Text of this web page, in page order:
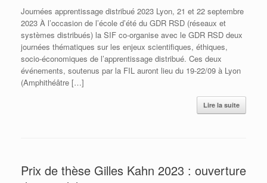
Journées apprentissage distribué 2023 Lyon, 21 et 22 septembre
2023 À l’occasion de l’école d’été du GDR RSD (réseaux et
systèmes distribués) la SIF co-organise avec le GDR RSD deux
journées thématiques sur les enjeux scientifiques, éthiques,
socio-économiques de l’apprentissage distribué. Ces deux
événements, soutenus par la FIL auront lieu du 19-22/09 à Lyon
(Amphithéâtre […]
Lire la suite
Prix de thèse Gilles Kahn 2023 : ouverture